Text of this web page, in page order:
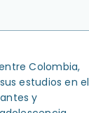
Colombia,
estudios en el
y